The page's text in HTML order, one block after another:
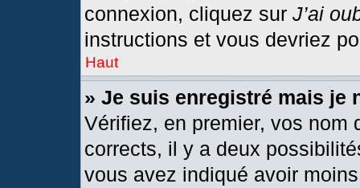
connexion, cliquez sur J’ai
instructions et vous devriez
Haut
» Je suis enregistré mais je
Vérifiez, en premier, vos nom
corrects, il y a deux
vous avez indiqué avoir